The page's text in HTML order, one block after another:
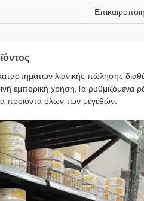
λιανικής πώλησης
εμπορική χρήση.Τα
προϊόντα όλων των μεγεθών.